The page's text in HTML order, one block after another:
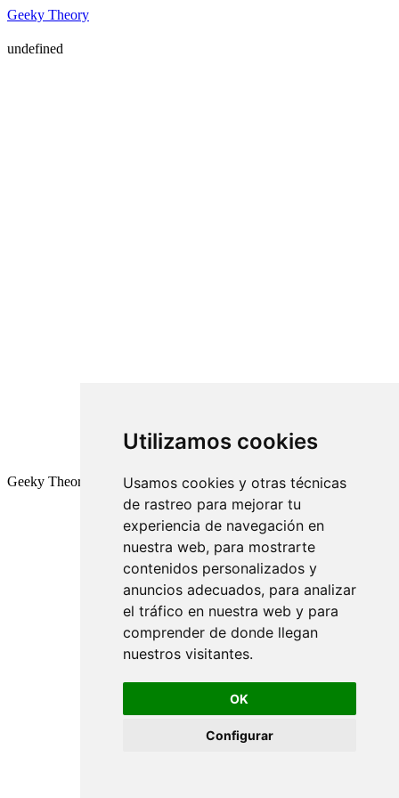
Utilizamos cookies
Usamos cookies y otras técnicas
de rastreo para mejorar tu
experiencia de navegación en
nuestra web, para mostrarte
contenidos personalizados y
anuncios adecuados, para analizar
el tráfico en nuestra web y para
comprender de donde llegan
nuestros visitantes.
OK
Configurar
Geeky Theory
undefined
Geeky Theory © 2026